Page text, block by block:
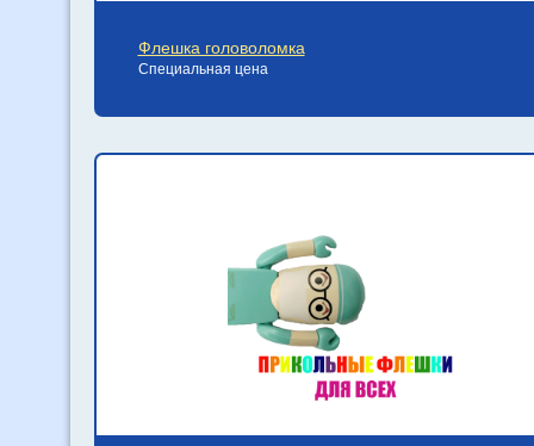
Флешка головоломка
Специальная цена